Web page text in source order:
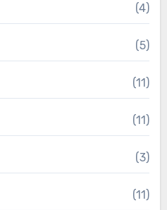
(4)
(5)
(11)
(11)
(3)
(11)